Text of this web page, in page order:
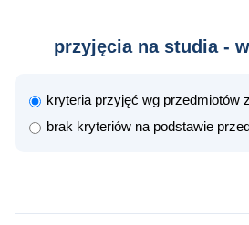
przyjęcia na studia -
kryteria przyjęć wg przedmiotów
brak kryteriów na podstawie